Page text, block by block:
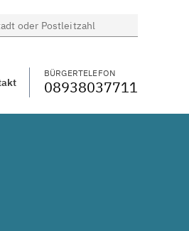
WECHSELN
BÜRGERTELEFON
08938037711